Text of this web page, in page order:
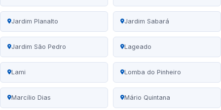
Jardim Planalto Jardim Sabará
Jardim São Pedro Lageado
Lami Lomba do Pinheiro
Marcílio Dias Mário Quintana